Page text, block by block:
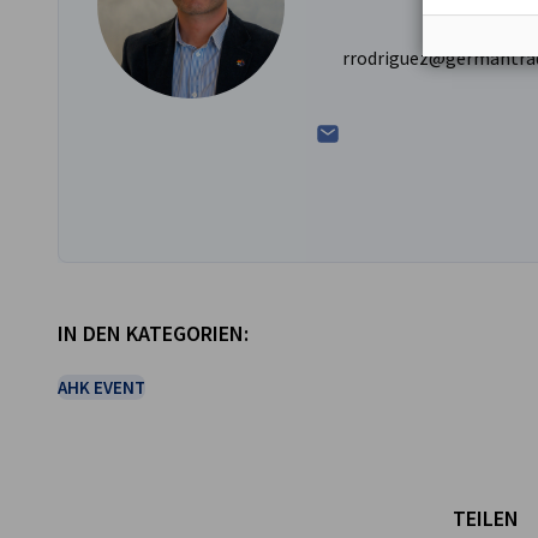
IN DEN KATEGORIEN:
AHK EVENT
TEILEN